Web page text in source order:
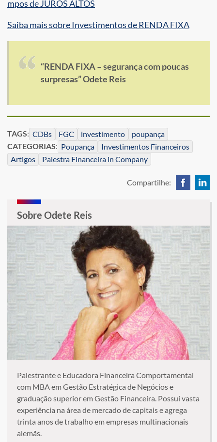
mpos de JUROS ALTOS
Saiba mais sobre Investimentos de RENDA FIXA
“RENDA FIXA – segurança com poucas
surpresas” Odete Reis
TAGS: CDBs FGC investimento
poupança
CATEGORIAS: Poupança
Investimentos Financeiros
Artigos
Palestra Financeira in Company
Compartilhe:
Sobre Odete Reis
Palestrante e Educadora Financeira Comportamental
com MBA em Gestão Estratégica de Negócios e
graduação superior em Gestão Financeira. Possui vasta
experiência na área de mercado de capitais e agrega
trinta anos de trabalho em empresas multinacionais
alemãs.